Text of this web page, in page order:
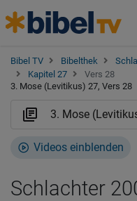
Bibel TV Bibelthek
Kapitel 27
Vers 28
3. Mose (Levitikus) 27, Vers 28
Videos einblenden
Schlachter